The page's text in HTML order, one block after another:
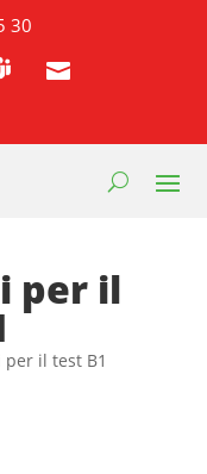
30

per il
il test B1